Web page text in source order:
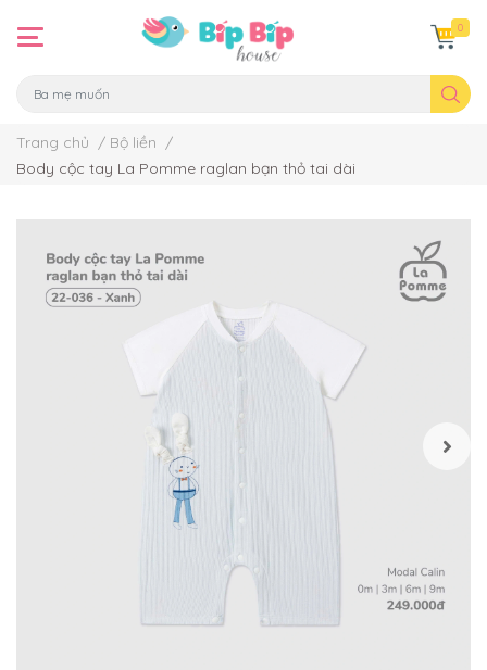
0
Trang chủ / Bộ liền /
Body cộc tay La Pomme raglan bạn thỏ tai dài